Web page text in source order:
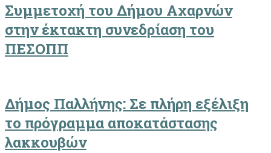
Συμμετοχή του Δήμου Αχαρνών
στην έκτακτη συνεδρίαση του
ΠΕΣΟΠΠ
Δήμος Παλλήνης: Σε πλήρη εξέλιξη
το πρόγραμμα αποκατάστασης
λακκουβών